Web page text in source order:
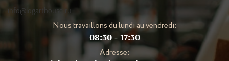
info@logarthouse.ru
Nous travaillons du lundi au vendredi:
08:30 - 17:30
Adresse: